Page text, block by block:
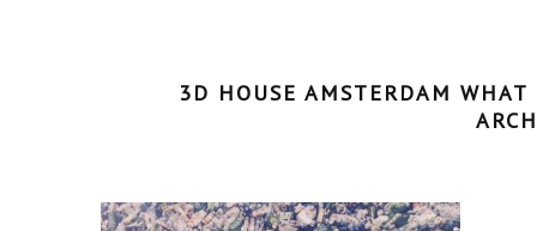
3D HOUSE AMSTERDAM